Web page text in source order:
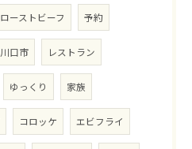
ローストビーフ 予約
川口市 レストラン
ゆっくり 家族
コロッケ エビフライ